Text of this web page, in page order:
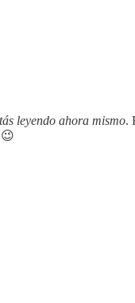
leyendo ahora mismo.
😉